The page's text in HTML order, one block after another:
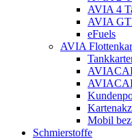
AVIA 4
AVIA
eFuels
AVIA
Mobil
Schmierstoffe